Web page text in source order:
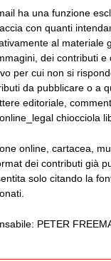
ha una funzione
con quanti
al materiale
dei contributi e
per cui non si
da pubblicare o a
editoriale,
chiocciola
online, cartacea,
dei contributi già
solo citando la
PETER